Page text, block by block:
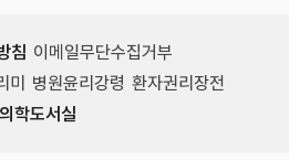
침 이메일무단수집거부
미
병원윤리강령 환자권리장전
의학도서실